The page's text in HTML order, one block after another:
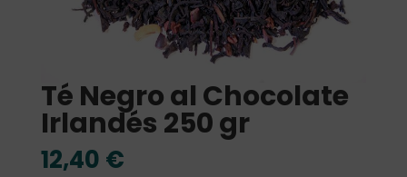
Té Negro al Chocolate
Irlandés 250 gr
12,40 €